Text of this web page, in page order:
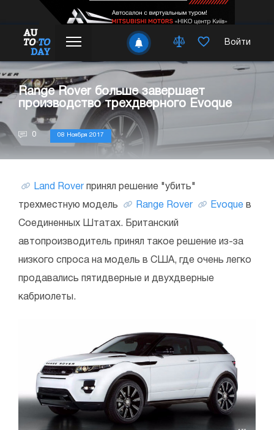
Войти
Range Rover больше завершает
производство трехдверного Evoque
0 08 Ноября 2017
Land Rover принял решение "убить"
трехместную модель Range Rover Evoque в
Соединенных Штатах. Британский
автопроизводитель принял такое решение из-за
низкого спроса на модель в США, где очень легко
продавались пятидверные и двухдверные
кабриолеты.